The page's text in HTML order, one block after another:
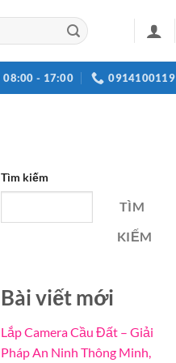
08:00 - 17:00 0914100119
Tìm kiếm
TÌM
KIẾM
Bài viết mới
Lắp Camera Cầu Đất – Giải
Pháp An Ninh Thông Minh,